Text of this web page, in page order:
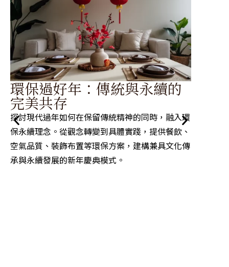
環保過好年：傳統與永續的
完美共存
探討現代過年如何在保留傳統精神的同時，融入環
保永續理念。從觀念轉變到具體實踐，提供餐飲、
空氣品質、裝飾布置等環保方案，建構兼具文化傳
承與永續發展的新年慶典模式。